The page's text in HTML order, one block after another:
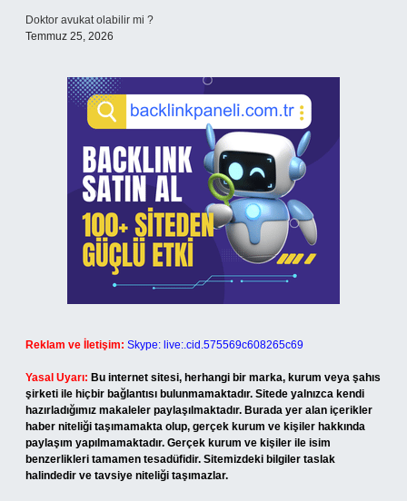
Doktor avukat olabilir mi ?
Temmuz 25, 2026
Reklam ve İletişim: Skype: live:.cid.575569c608265c69
Yasal Uyarı: Bu internet sitesi, herhangi bir marka, kurum veya şahıs
şirketi ile hiçbir bağlantısı bulunmamaktadır. Sitede yalnızca kendi
hazırladığımız makaleler paylaşılmaktadır. Burada yer alan içerikler
haber niteliği taşımamakta olup, gerçek kurum ve kişiler hakkında
paylaşım yapılmamaktadır. Gerçek kurum ve kişiler ile isim
benzerlikleri tamamen tesadüfidir. Sitemizdeki bilgiler taslak
halindedir ve tavsiye niteliği taşımazlar.